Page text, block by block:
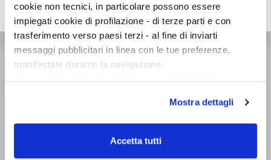
cookie non tecnici, in particolare possono essere
impiegati cookie di profilazione - di terze parti e con
trasferimento verso paesi terzi - al fine di inviarti
messaggi pubblicitari in linea con le tue preferenze,
manifestate durante la navigazione.
scelte privacy sui cookie, ti invitiamo a prendere visione
dell’informativa cookie.
Chiudendo il banner tramite la “X” prosegui la
Mostra dettagli
Accetta tutti
NARRATORI ITALIANI